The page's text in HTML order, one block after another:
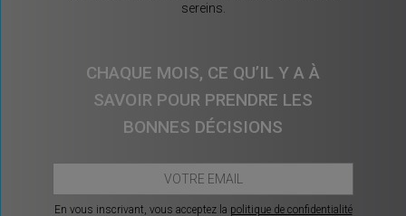
sereins.
CHAQUE MOIS, CE QU’IL Y A À
SAVOIR POUR PRENDRE LES
BONNES DÉCISIONS
En vous inscrivant, vous acceptez la politique de confidentialité